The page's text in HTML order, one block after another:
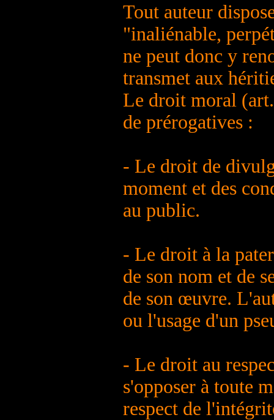
Tout auteur
"inaliénable,
ne peut donc y
transmet aux
Le droit moral
de prérogatives :
- Le droit de
moment et des
au public.
- Le droit à la
de son nom et de
de son œuvre.
ou l'usage d'un
- Le droit au
s'opposer à toute
respect de